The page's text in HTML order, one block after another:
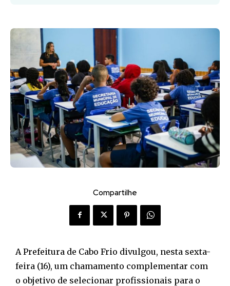
Compartilhe
A Prefeitura de Cabo Frio divulgou, nesta sexta-
feira (16), um chamamento complementar com
o objetivo de selecionar profissionais para o